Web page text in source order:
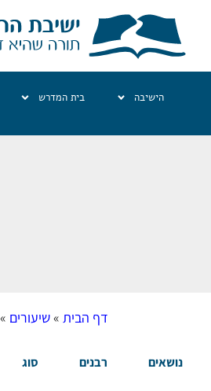
הישיבה בית המדרש
דף הבית »שיעורים »
נושאים רבנים סוג